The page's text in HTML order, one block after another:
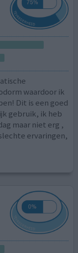
waardoor ik
Dit is een goed
gebruik, ik heb
maar niet erg ,
ervaringen,